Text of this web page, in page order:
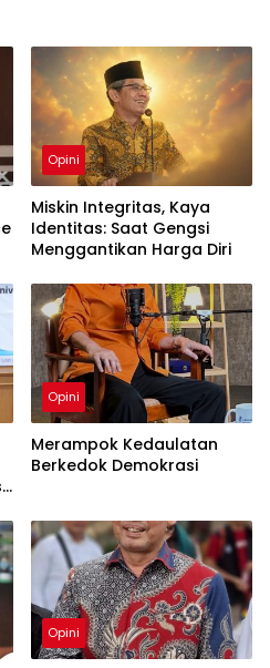
Opini
Miskin Integritas, Kaya
Identitas: Saat Gengsi
Menggantikan Harga Diri
Opini
Merampok Kedaulatan
Berkedok Demokrasi
Opini